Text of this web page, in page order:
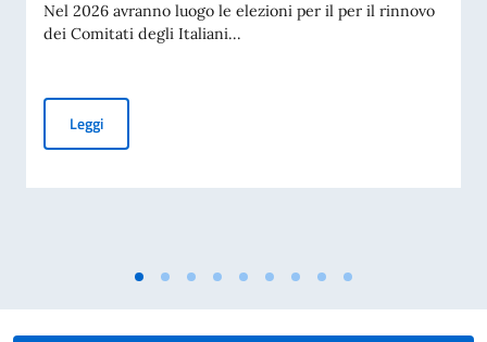
Nel 2026 avranno luogo le elezioni per il per il rinnovo
dei Comitati degli Italiani...
LeggiElezioni dei COMITES 2026